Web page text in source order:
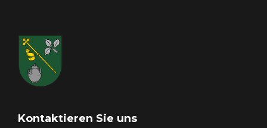
Kontaktieren Sie uns